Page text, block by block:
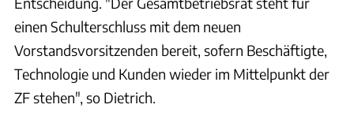
einen Schulterschluss mit dem neuen
Vorstandsvorsitzenden bereit, sofern Beschäftigte,
Technologie und Kunden wieder im Mittelpunkt der
ZF stehen", so Dietrich.